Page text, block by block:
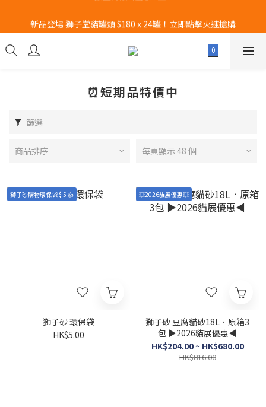
CURLI瑞士狗帶全款式3折！立即按下搶購
數量有限~送完即止!!
新品登場 獅子堂貓罐頭 $180 x 24罐！立即點擊火速搶購
⏰短期品特價中
篩選
商品排序 每頁顯示 48 個
獅子砂購物環保袋 $ 5 👍
獅子砂 環保袋
HK$5.00
💥2026貓展優惠💥
獅子砂 豆腐貓砂18L．原箱3
包 ▶2026貓展優惠◀
HK$204.00 ~ HK$680.00
HK$816.00